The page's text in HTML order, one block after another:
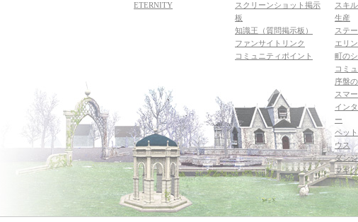
ETERNITY
スクリーンショット掲示
板
知識王（質問掲示板）
ファンサイトリンク
コミュニティポイント
スキ
生産
ステ
エリ
町の
コミ
序盤
スマ
イン
ー
ペッ
ウス
ダン
マギ